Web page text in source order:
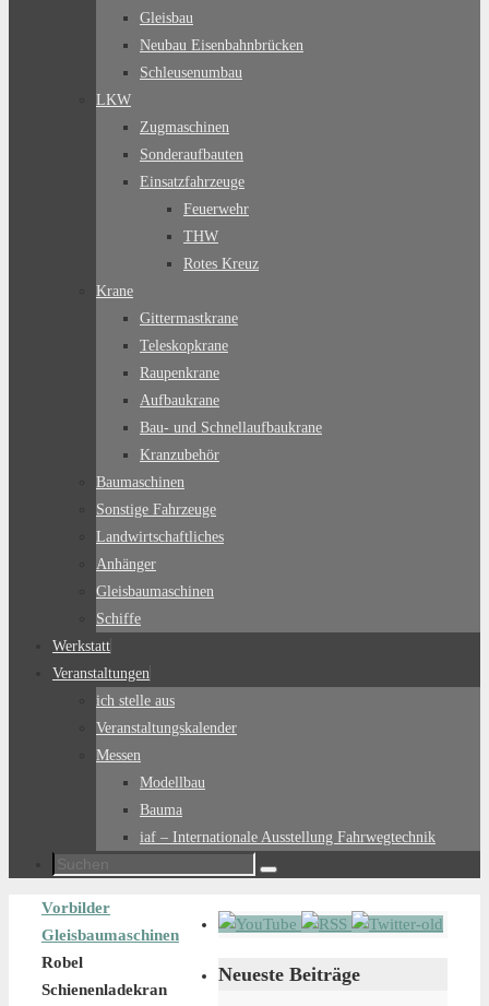
Gleisbau
Neubau Eisenbahnbrücken
Schleusenumbau
LKW
Zugmaschinen
Sonderaufbauten
Einsatzfahrzeuge
Feuerwehr
THW
Rotes Kreuz
Krane
Gittermastkrane
Teleskopkrane
Raupenkrane
Aufbaukrane
Bau- und Schnellaufbaukrane
Kranzubehör
Baumaschinen
Sonstige Fahrzeuge
Landwirtschaftliches
Anhänger
Gleisbaumaschinen
Schiffe
Werkstatt
Veranstaltungen
ich stelle aus
Veranstaltungskalender
Messen
Modellbau
Bauma
iaf – Internationale Ausstellung Fahrwegtechnik
Suchen
Suchen
Start
Vorbilder
Gleisbaumaschinen
Robel
Schienenladekran
Neueste Beiträge